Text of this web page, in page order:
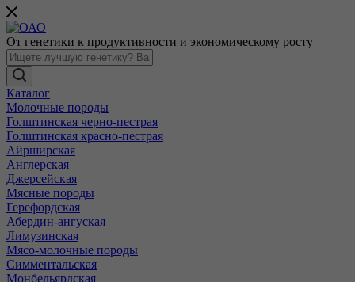
От генетики к продуктивности и экономическому росту
Каталог
Молочные породы
Голштинская черно-пестрая
Голштинская красно-пестрая
Айрширская
Англерская
Джерсейская
Мясные породы
Герефордская
Абердин-ангуская
Лимузинская
Мясо-молочные породы
Симментальская
Монбельярдская